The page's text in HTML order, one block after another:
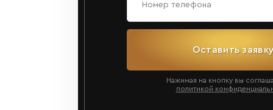
Оставить
Нажимая на кнопку вы
политикой